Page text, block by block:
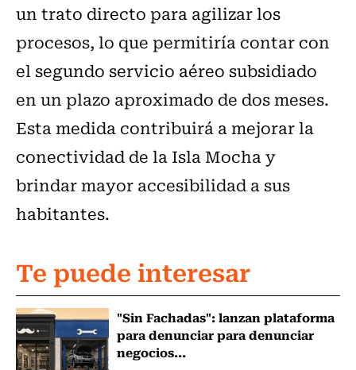
un trato directo para agilizar los
procesos, lo que permitiría contar con
el segundo servicio aéreo subsidiado
en un plazo aproximado de dos meses.
Esta medida contribuirá a mejorar la
conectividad de la Isla Mocha y
brindar mayor accesibilidad a sus
habitantes.
Te puede interesar
"Sin Fachadas": lanzan plataforma
para denunciar para denunciar
negocios...